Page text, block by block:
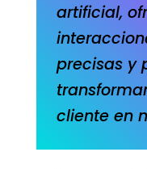
artificial,
precisas y
cliente en